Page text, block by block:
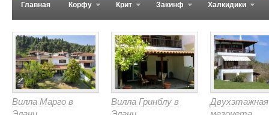
Главная Корфу Крит Закинф Халкидики
Вилла Марго в
Вилла Гринблу в
Двухэтажная